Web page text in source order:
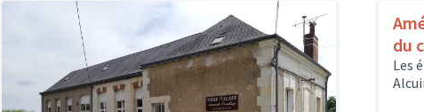
du
Les